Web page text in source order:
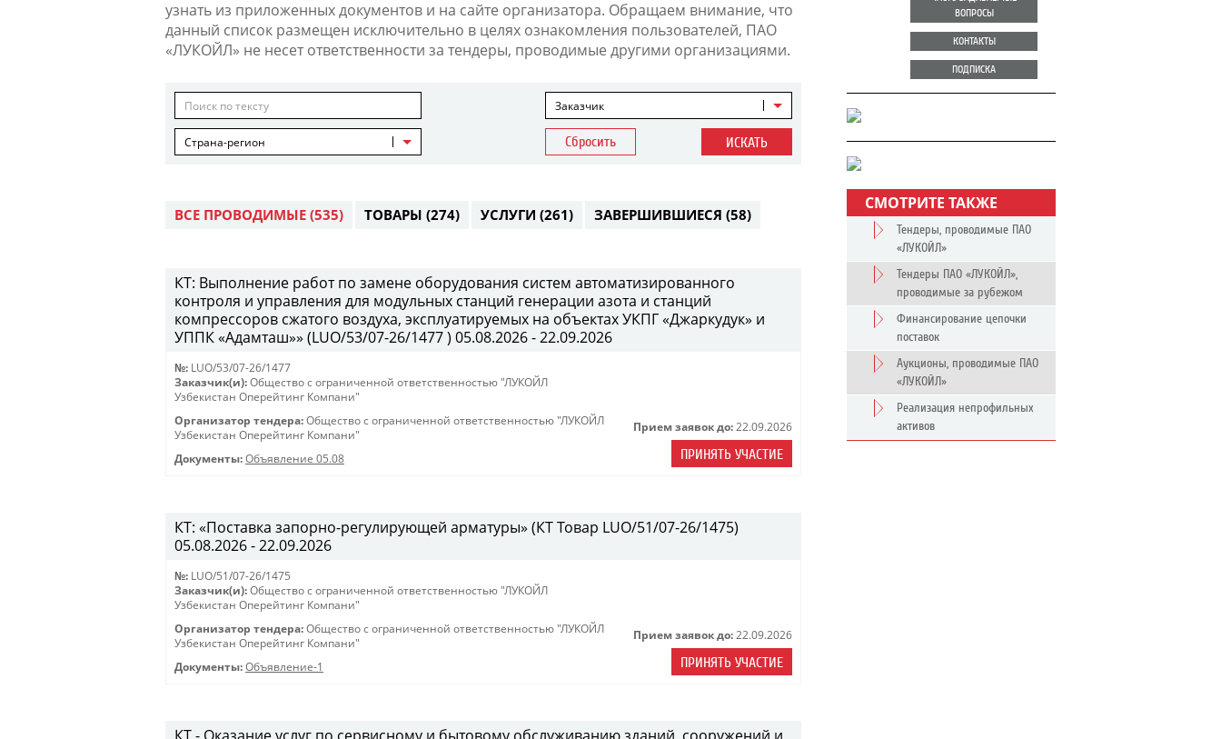
узнать из приложенных документов и на сайте организатора. Обращаем внимание, что
данный список размещен исключительно в целях ознакомления пользователей, ПАО
«ЛУКОЙЛ» не несет ответственности за тендеры, проводимые другими организациями.
Заказчик
Страна-регион Сбросить ИСКАТЬ
ВСЕ ПРОВОДИМЫЕ (535) ТОВАРЫ (274) УСЛУГИ (261) ЗАВЕРШИВШИЕСЯ (58)
КТ: Выполнение работ по замене оборудования систем автоматизированного
контроля и управления для модульных станций генерации азота и станций
компрессоров сжатого воздуха, эксплуатируемых на объектах УКПГ «Джаркудук» и
УППК «Адамташ»» (LUO/53/07-26/1477 ) 05.08.2026 - 22.09.2026
№: LUO/53/07-26/1477
Заказчик(и): Общество с ограниченной ответственностью "ЛУКОЙЛ
Узбекистан Оперейтинг Компани"
Организатор тендера: Общество с ограниченной ответственностью "ЛУКОЙЛ
Узбекистан Оперейтинг Компани"
Документы: Объявление 05.08
Прием заявок до: 22.09.2026
ПРИНЯТЬ УЧАСТИЕ
КТ: «Поставка запорно-регулирующей арматуры» (КТ Товар LUO/51/07-26/1475)
05.08.2026 - 22.09.2026
№: LUO/51/07-26/1475
Заказчик(и): Общество с ограниченной ответственностью "ЛУКОЙЛ
Узбекистан Оперейтинг Компани"
Организатор тендера: Общество с ограниченной ответственностью "ЛУКОЙЛ
Узбекистан Оперейтинг Компани"
Документы: Объявление-1
Прием заявок до: 22.09.2026
ПРИНЯТЬ УЧАСТИЕ
ВОПРОСЫ
КОНТАКТЫ
ПОДПИСКА
СМОТРИТЕ ТАКЖЕ
Тендеры, проводимые ПАО
«ЛУКОЙЛ»
Тендеры ПАО «ЛУКОЙЛ»,
проводимые за рубежом
Финансирование цепочки
поставок
Аукционы, проводимые ПАО
«ЛУКОЙЛ»
Реализация непрофильных
активов